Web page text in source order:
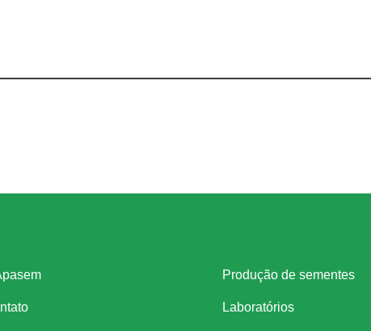
Produção de sementes
Laboratórios